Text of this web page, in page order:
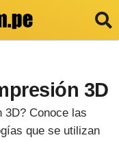
3D
3D? Conoce las
que se utilizan